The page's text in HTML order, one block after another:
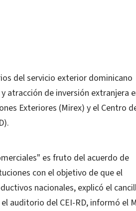
del servicio exterior dominicano
atracción de inversión extranjera
Exteriores (Mirex) y el Centro
es fruto del acuerdo de
con el objetivo de que el
nacionales, explicó el
auditorio del CEI-RD, informó el